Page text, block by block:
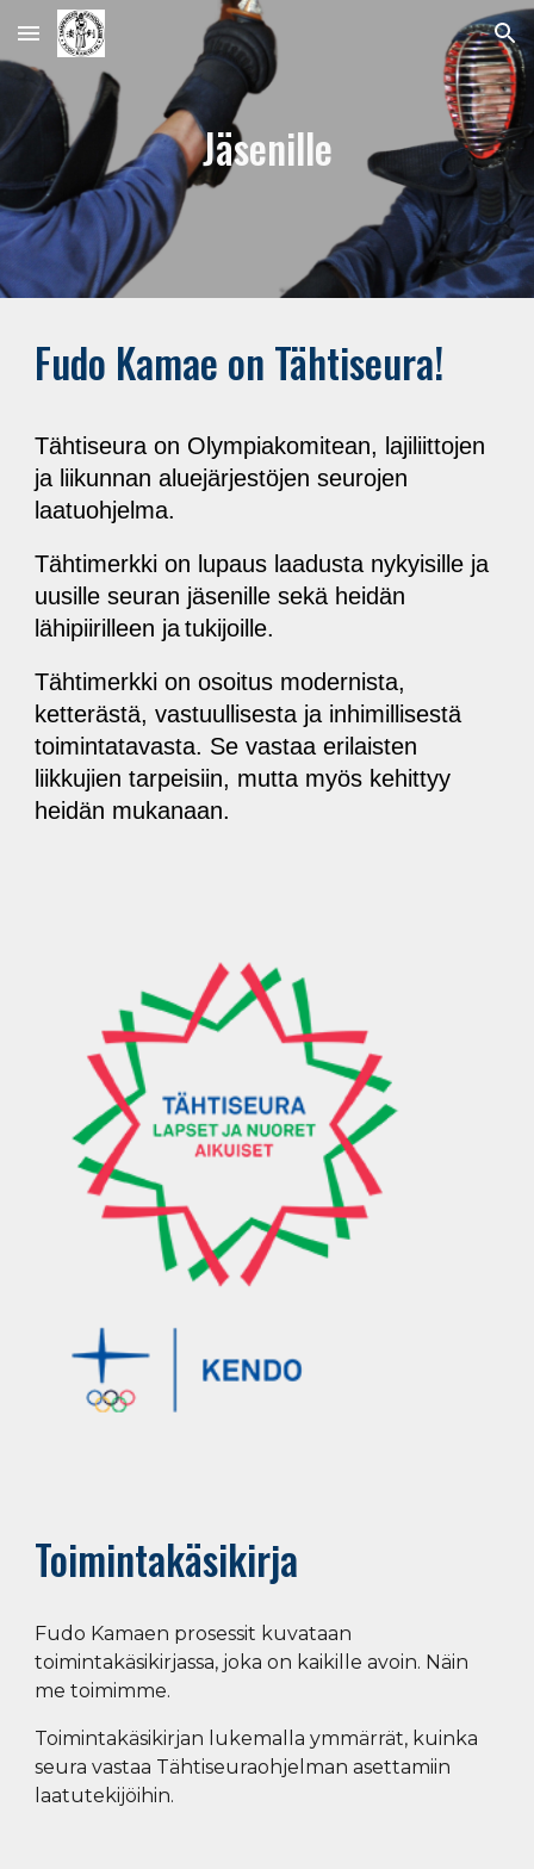
Skip to main content Skip to navigation
Jäsenille
Fudo Kamae on Tähtiseura!
Tähtiseura on Olympiakomitean, lajiliittojen
ja liikunnan aluejärjestöjen seurojen
laatuohjelma.
Tähtimerkki on lupaus laadusta nykyisille ja
uusille seuran jäsenille sekä heidän
lähipiirilleen ja tukijoille.
Tähtimerkki on osoitus modernista,
ketterästä, vastuullisesta ja inhimillisestä
toimintatavasta. Se vastaa erilaisten
liikkujien tarpeisiin, mutta myös kehittyy
heidän mukanaan.
Toimintakäsikirja
Fudo Kamaen prosessit kuvataan
toimintakäsikirjassa, joka on kaikille avoin. Näin
me toimimme.
Toimintakäsikirjan lukemalla ymmärrät, kuinka
seura vastaa Tähtiseuraohjelman asettamiin
laatutekijöihin.